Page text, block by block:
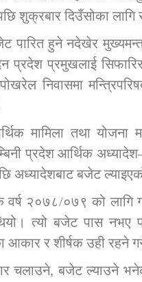
शुक्रबार दिउँसोका
पारित हुने नदेखेर
प्रदेश प्रमुखलाई
निवासमा
मामिला तथा योजना
प्रदेश आर्थिक
अध्यादेशबाट बजेट
वर्ष २०७८/०७९ को
त्यो बजेट पास नभए
र शीर्षक उही रहने
चलाउने, बजेट ल्याउने